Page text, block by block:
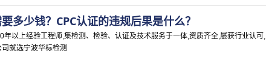
多少钱？CPC认证的违规后果是什么？
年以上经验工程师,集检测、检验、认证及技术服务于一体,资质齐全,屡获行业认可,
就选宁波华标检测